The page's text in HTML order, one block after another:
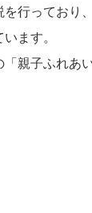
行ってお
ます。
親子ふれあ